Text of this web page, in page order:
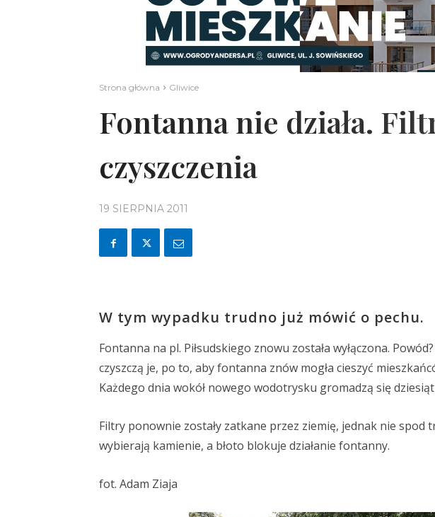
Strona główna Gliwice
Fontanna nie działa.
czyszczenia
19 SIERPNIA 2011
W tym wypadku trudno już mówić o pechu.
Fontanna na pl. Piłsudskiego znowu została wyłączona.
czyszczą je, po to, aby fontanna znów mogła cieszyć
Każdego dnia wokół nowego wodotrysku gromadzą się
Filtry ponownie zostały zatkane przez ziemię, jednak nie spod
wybierają kamienie, a błoto blokuje działanie fontanny.
fot. Adam Ziaja